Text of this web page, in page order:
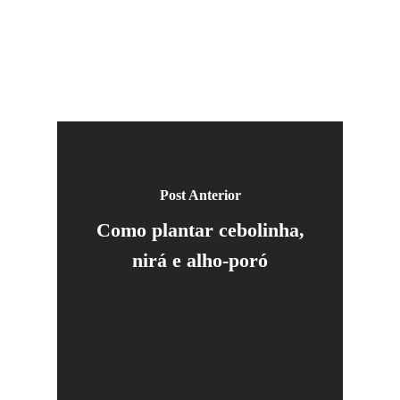
Post Anterior
Como plantar cebolinha,
nirá e alho-poró